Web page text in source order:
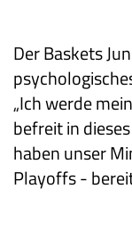
Der Baskets
„Ich werde
befreit in
haben unser
Playoffs -